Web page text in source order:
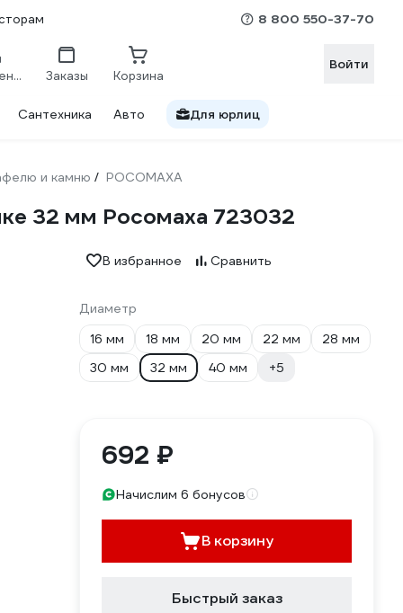
8 800 550-37-70
Сравнение Заказы Корзина
Войти
Сантехника Авто Для юрлиц
и камню / РОСОМАХА
32 мм Росомаха 723032
В избранное Сравнить
Диаметр
16 мм
18 мм 20 мм 22 мм
28 мм
30 мм
32 мм 40 мм +5
692 ₽
Начислим 6 бонусов
В корзину
Быстрый заказ